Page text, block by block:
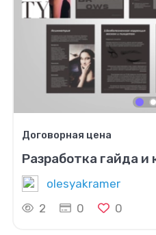
Договорная цена
Разработка гайда и
olesyakramer
2
0 0